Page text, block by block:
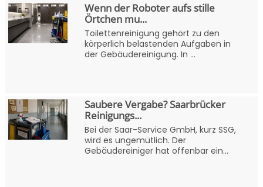
Wenn der Roboter aufs stille
Örtchen mu...
Toilettenreinigung gehört zu den
körperlich belastenden Aufgaben in
der Gebäudereinigung. In ...
Saubere Vergabe? Saarbrücker
Reinigungs...
Bei der Saar-Service GmbH, kurz SSG,
wird es ungemütlich. Der
Gebäudereiniger hat offenbar ein...